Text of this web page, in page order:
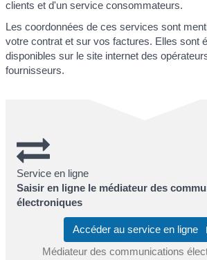
clients et d'un service consommateurs.
Les coordonnées de ces services sont
votre contrat et sur vos factures. Elles sont
disponibles sur le site internet des
fournisseurs.
Service en ligne
Saisir en ligne le médiateur des
électroniques
Accéder au service en ligne
Médiateur des communications